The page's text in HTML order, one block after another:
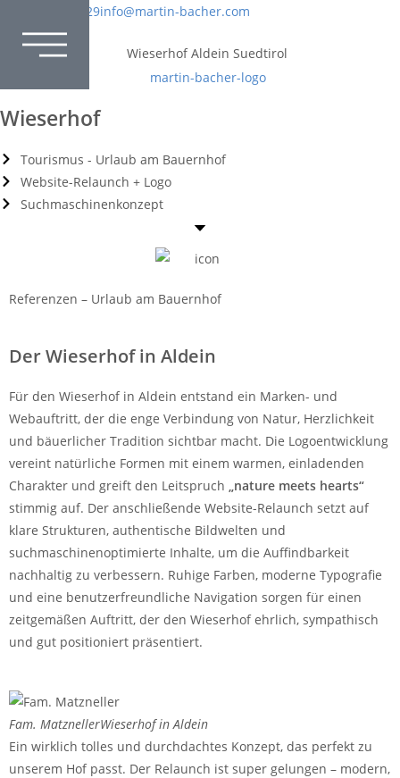
+39 339 4324529info@martin-bacher.com
Wieserhof
Tourismus - Urlaub am Bauernhof
Website-Relaunch + Logo
Suchmaschinenkonzept
Referenzen – Urlaub am Bauernhof
Der Wieserhof in Aldein
Für den Wieserhof in Aldein entstand ein Marken- und
Webauftritt, der die enge Verbindung von Natur, Herzlichkeit
und bäuerlicher Tradition sichtbar macht. Die Logoentwicklung
vereint natürliche Formen mit einem warmen, einladenden
Charakter und greift den Leitspruch „nature meets hearts“
stimmig auf. Der anschließende Website-Relaunch setzt auf
klare Strukturen, authentische Bildwelten und
suchmaschinenoptimierte Inhalte, um die Auffindbarkeit
nachhaltig zu verbessern. Ruhige Farben, moderne Typografie
und eine benutzerfreundliche Navigation sorgen für einen
zeitgemäßen Auftritt, der den Wieserhof ehrlich, sympathisch
und gut positioniert präsentiert.
Fam. MatznellerWieserhof in Aldein
Ein wirklich tolles und durchdachtes Konzept, das perfekt zu
unserem Hof passt. Der Relaunch ist super gelungen – modern,